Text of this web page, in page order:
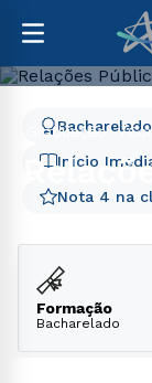
Graduação
Início
Nota 4 na
Bacharelado
Formação
Bacharelado